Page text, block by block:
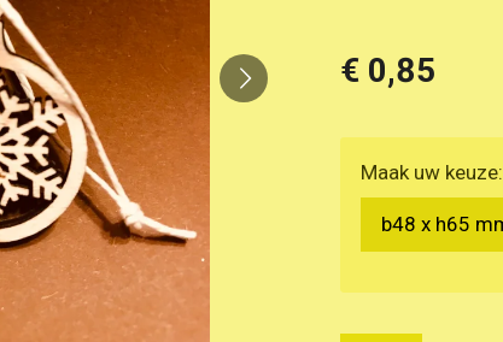
€ 0,85
Maak uw keuze: